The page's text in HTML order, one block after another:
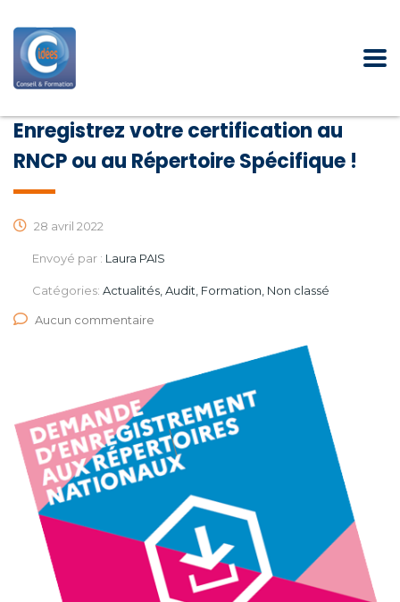
Enregistrez votre certification au
RNCP ou au Répertoire Spécifique !
28 avril 2022
Envoyé par : Laura PAIS
Catégories: Actualités, Audit, Formation, Non classé
Aucun commentaire